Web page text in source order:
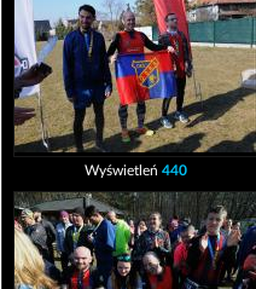
Wyświetleń 440